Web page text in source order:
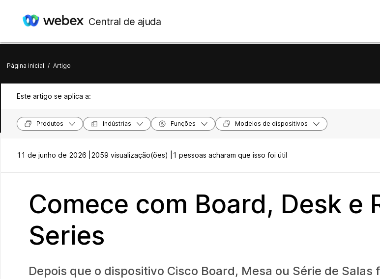
Central de ajuda
Página inicial / Artigo
Este artigo se aplica a:
Produtos Indústrias Funções Modelos de dispositivos
11 de junho de 2026 | 2059 visualização(ões) | 1 pessoas acharam que isso foi útil
Comece com Board, Desk e
Series
Depois que o dispositivo Cisco Board, Mesa ou Série de Salas